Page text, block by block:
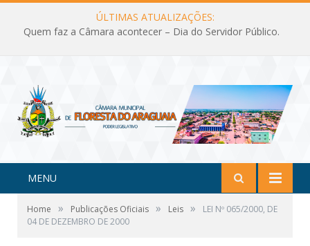
ÚLTIMAS ATUALIZAÇÕES:
Quem faz a Câmara acontecer – Dia do Servidor Público.
MENU
Home » Publicações Oficiais » Leis »
LEI Nº 065/2000, DE
04 DE DEZEMBRO DE 2000